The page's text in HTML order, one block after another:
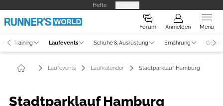
Hefte
Forum Anmelden Menü
Training Laufevents Schuhe & Ausrüstung Ernährung
Laufevents Laufkalender Stadtparklauf Hamburg
Stadtparklauf Hamburg